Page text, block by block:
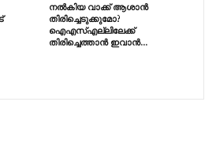
നൽകിയ വാക്ക് ആശാൻ
തിരിച്ചെടുക്കുമോ?
ഐഎസ്എല്ലിലേക്ക്
തിരിച്ചെത്താൻ ഇവാൻ…